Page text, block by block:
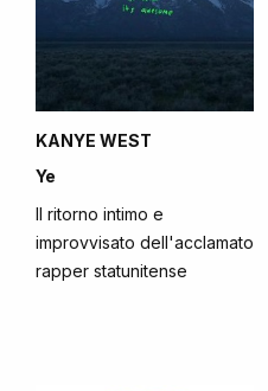
KANYE WEST
Ye
Il ritorno intimo e
improvvisato dell'acclamato
rapper statunitense